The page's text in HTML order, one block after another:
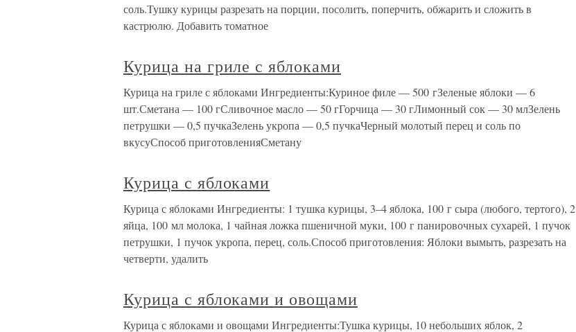
соль.Тушку курицы разрезать на порции, посолить, поперчить, обжарить и сложить в
кастрюлю. Добавить томатное
Курица на гриле с яблоками
Курица на гриле с яблоками Ингредиенты:Куриное филе — 500 гЗеленые яблоки — 6
шт.Сметана — 100 гСливочное масло — 50 гГорчица — 30 гЛимонный сок — 30 млЗелень
петрушки — 0,5 пучкаЗелень укропа — 0,5 пучкаЧерный молотый перец и соль по
вкусуСпособ приготовленияСметану
Курица с яблоками
Курица с яблоками Ингредиенты: 1 тушка курицы, 3–4 яблока, 100 г сыра (любого, тертого), 2
яйца, 100 мл молока, 1 чайная ложка пшеничной муки, 100 г панировочных сухарей, 1 пучок
петрушки, 1 пучок укропа, перец, соль.Способ приготовления: Яблоки вымыть, разрезать на
четверти, удалить
Курица с яблоками и овощами
Курица с яблоками и овощами Ингредиенты:Тушка курицы, 10 небольших яблок, 2